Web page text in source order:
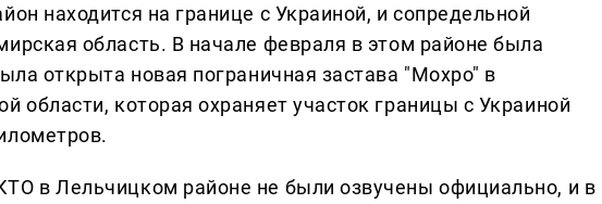
находится на границе с Украиной, и сопредельной
область. В начале февраля в этом районе была
открыта новая пограничная застава "Мохро" в
области, которая охраняет участок границы с Украиной
в Лельчицком районе не были озвучены официально, и в